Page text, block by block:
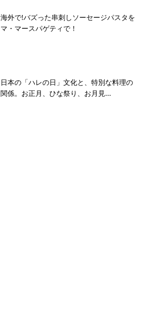
海外で!バズった串刺しソーセージパスタを
マ・マースパゲティで！
日本の「ハレの日」文化と、特別な料理の
関係。お正月、ひな祭り、お月見...